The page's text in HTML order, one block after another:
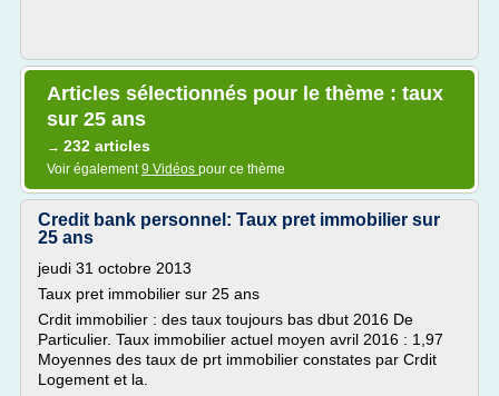
Articles sélectionnés pour le thème : taux
sur 25 ans
→ 232 articles
Voir également9 Vidéos pour ce thème
Credit bank personnel: Taux pret immobilier sur
25 ans
jeudi 31 octobre 2013
Taux pret immobilier sur 25 ans
Crdit immobilier : des taux toujours bas dbut 2016 De
Particulier. Taux immobilier actuel moyen avril 2016 : 1,97
Moyennes des taux de prt immobilier constates par Crdit
Logement et la.